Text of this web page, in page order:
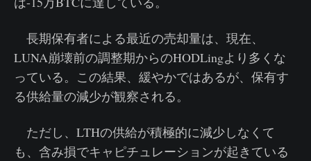
長期保有者による最近の売却量は、現在、
LUNA崩壊前の調整期からのHODLingより多くな
っている。この結果、緩やかではあるが、保有す
る供給量の減少が観察される。
ただし、LTHの供給が積極的に減少しなくて
も、含み損でキャピチュレーションが起きている